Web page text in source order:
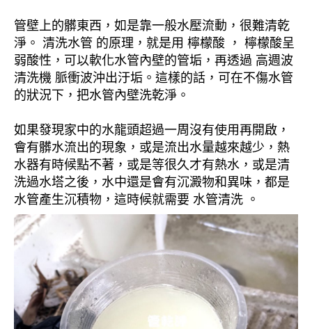
管壁上的髒東西，如是靠一般水壓流動，很難清乾
淨。 清洗水管 的原理，就是用 檸檬酸 ， 檸檬酸呈
弱酸性，可以軟化水管內壁的管垢，再透過 高週波
清洗機 脈衝波沖出汙垢。這樣的話，可在不傷水管
的狀況下，把水管內壁洗乾淨。
如果發現家中的水龍頭超過一周沒有使用再開啟，
會有髒水流出的現象，或是流出水量越來越少，熱
水器有時候點不著，或是等很久才有熱水，或是清
洗過水塔之後，水中還是會有沉澱物和異味，都是
水管產生沉積物，這時候就需要 水管清洗 。